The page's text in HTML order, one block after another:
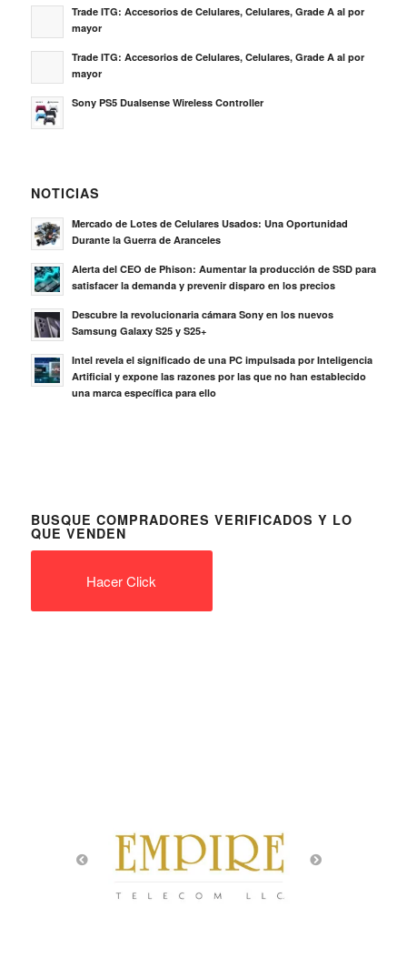
Trade ITG: Accesorios de Celulares, Celulares, Grade A al por
mayor
Trade ITG: Accesorios de Celulares, Celulares, Grade A al por
mayor
Sony PS5 Dualsense Wireless Controller
NOTICIAS
Mercado de Lotes de Celulares Usados: Una Oportunidad
Durante la Guerra de Aranceles
Alerta del CEO de Phison: Aumentar la producción de SSD para
satisfacer la demanda y prevenir disparo en los precios
Descubre la revolucionaria cámara Sony en los nuevos
Samsung Galaxy S25 y S25+
Intel revela el significado de una PC impulsada por Inteligencia
Artificial y expone las razones por las que no han establecido
una marca específica para ello
BUSQUE COMPRADORES VERIFICADOS Y LO
QUE VENDEN
Hacer Click